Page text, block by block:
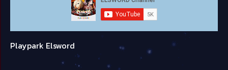
Playpark Elsword